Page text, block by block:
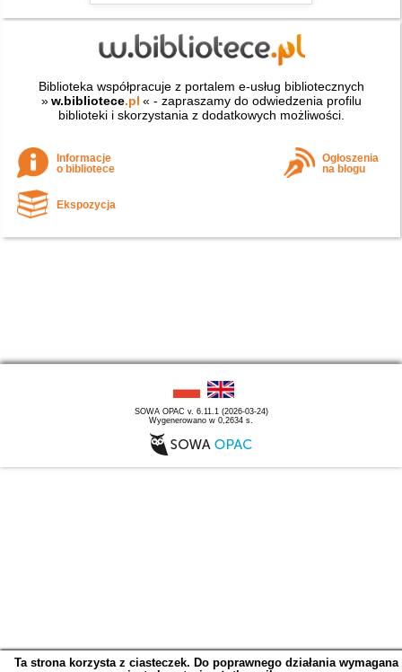
Biblioteka współpracuje z portalem e-usług bibliotecznych
» w.bibliotece.pl « - zapraszamy do odwiedzenia profilu
biblioteki i skorzystania z dodatkowych możliwości.
Informacje
o bibliotece
Ogłoszenia
na blogu
Ekspozycja
SOWA OPAC v. 6.11.1 (2026-03-24)
Wygenerowano w 0,2634 s.
Ta strona korzysta z ciasteczek. Do poprawnego działania wymagana